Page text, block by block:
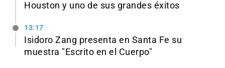
Houston y uno de sus grandes éxitos
13:17
Isidoro Zang presenta en Santa Fe su
muestra "Escrito en el Cuerpo"